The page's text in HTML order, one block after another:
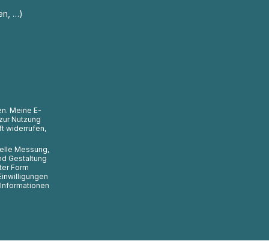
…)
Meine E-
Nutzung
widerrufen,
Messung,
Gestaltung
Form